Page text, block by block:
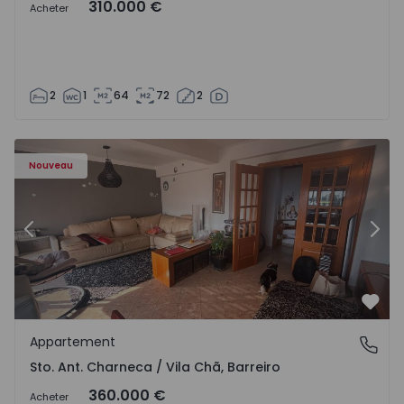
Acheter 310.000 €
2 1 64 72 2
Nouveau
- 11
Appartement T3 Barreiro, Santo António da Charneca -
Précédent
Sto. Ant. Charneca / Vila Chã, Barreiro
Appartement
Sto. Ant. Charneca / Vila Chã, Barreiro
Acheter 360.000 €